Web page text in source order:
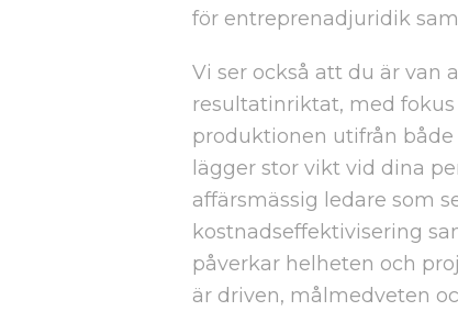
för entreprenadjuridik
Vi ser också att du är van
resultatinriktat, med
produktionen utifrån både
lägger stor vikt vid dina
affärsmässig ledare som
kostnadseffektivisering
påverkar helheten och
är driven, målmedveten